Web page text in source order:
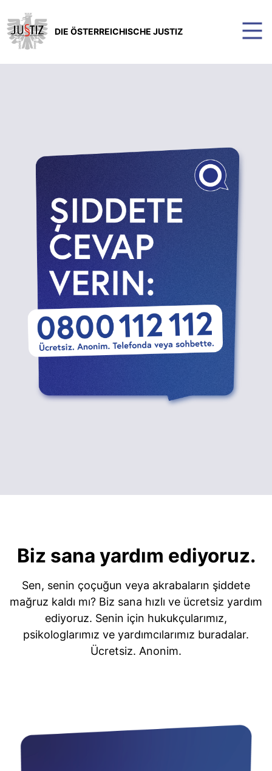
DIE ÖSTERREICHISCHE JUSTIZ
Biz sana yardım ediyoruz.
Sen, senin çoçuğun veya akrabaların şiddete
mağruz kaldı mı? Biz sana hızlı ve ücretsiz yardım
ediyoruz. Senin için hukukçularımız,
psikologlarımız ve yardımcılarımız buradalar.
Ücretsiz. Anonim.